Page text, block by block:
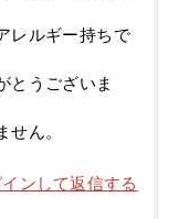
レルギー持ちで
とうございま
せん。
インして返信する